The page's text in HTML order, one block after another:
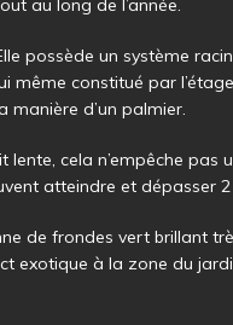
au long de l’année.
possède un système
même constitué par
manière d’un palmier.
lente, cela n’empêche pas
atteindre et dépasser
de frondes vert brillant
exotique à la zone du